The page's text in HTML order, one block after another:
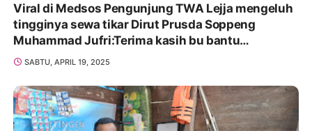
Viral di Medsos Pengunjung TWA Lejja mengeluh
tingginya sewa tikar Dirut Prusda Soppeng
Muhammad Jufri:Terima kasih bu bantu
Promosikan
SABTU, APRIL 19, 2025